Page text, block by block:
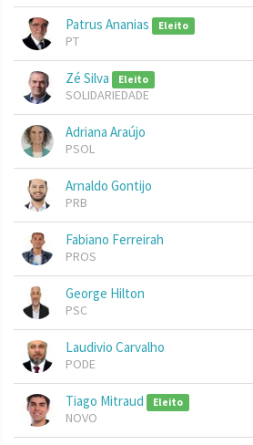
Patrus Ananias Eleito
PT
Zé Silva Eleito
SOLIDARIEDADE
Adriana Araújo
PSOL
Arnaldo Gontijo
PRB
Fabiano Ferreirah
PROS
George Hilton
PSC
Laudivio Carvalho
PODE
Tiago Mitraud Eleito
NOVO